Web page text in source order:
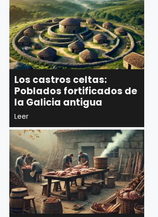
Los castros celtas:
Poblados fortificados de
la Galicia antigua
Leer